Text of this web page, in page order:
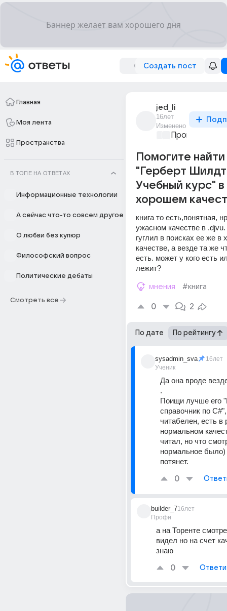
Создать пост
Главная
Моя лента
Пространства
В ТОПЕ НА ОТВЕТАХ
Информационные технологии
А сейчас что-то совсем другое
О любви без купюр
Философский вопрос
Политические дебаты
Смотреть все
jed_li
16лет
Изменено
Помогите найти
"Герберт
Учебный курс" в
хорошем
книга то есть,понятная,
ужасном качестве в
гуглил в поисках ее же в
качестве, а везде та же
есть. может у кого есть
лежит?
мнения #книга
0 2
По дате По рейтингу
sysadmin_sva
Ученик
16лет
Да она вроде
.
Поищи лучше его
справочник по
читабелен, есть в
нормальном
читал, но что
нормальное было)
потянет.
0
builder_7
Профи
16лет
а на Торенте
видел но на счет
знаю
0